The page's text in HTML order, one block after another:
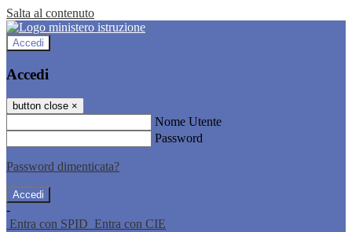
Salta al contenuto
Accedi
Accedi
button close ×
Nome Utente
Password
Password dimenticata?
-
Entra con SPID Entra con CIE